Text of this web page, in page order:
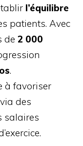
l’équilibre
patients. Avec
de 2 000
.
à favoriser
via des
salaires